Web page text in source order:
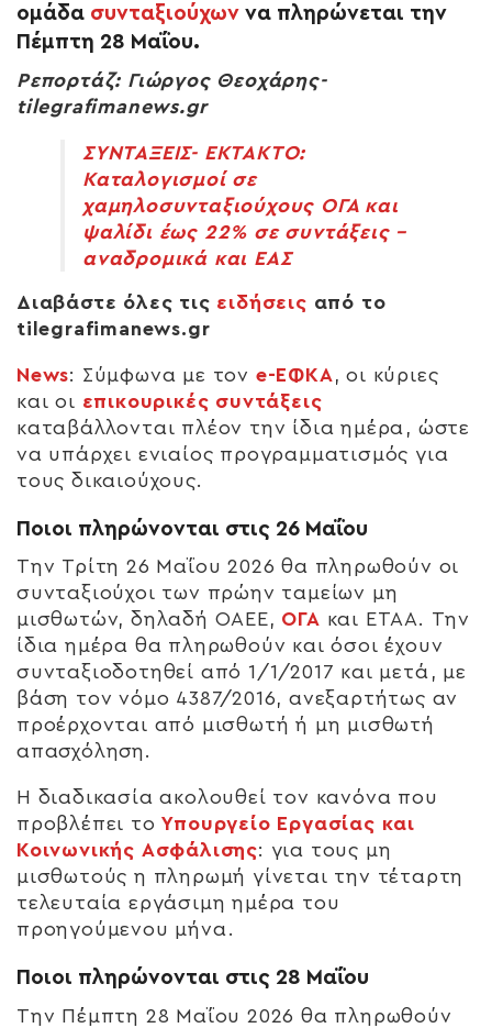
ομάδα συνταξιούχων να πληρώνεται την
Πέμπτη 28 Μαΐου.
Ρεπορτάζ: Γιώργος Θεοχάρης-
tilegrafimanews.gr
ΣΥΝΤΑΞΕΙΣ- ΕΚΤΑΚΤΟ:
Καταλογισμοί σε
χαμηλοσυνταξιούχους ΟΓΑ και
ψαλίδι έως 22% σε συντάξεις –
αναδρομικά και ΕΑΣ
Διαβάστε όλες τις ειδήσεις από το
tilegrafimanews.gr
News: Σύμφωνα με τον e-ΕΦΚΑ , οι κύριες
και οι επικουρικές συντάξεις
καταβάλλονται πλέον την ίδια ημέρα, ώστε
να υπάρχει ενιαίος προγραμματισμός για
τους δικαιούχους.
Ποιοι πληρώνονται στις 26 Μαΐου
Την Τρίτη 26 Μαΐου 2026 θα πληρωθούν οι
συνταξιούχοι των πρώην ταμείων μη
μισθωτών, δηλαδή ΟΑΕΕ, ΟΓΑ και ΕΤΑΑ. Την
ίδια ημέρα θα πληρωθούν και όσοι έχουν
συνταξιοδοτηθεί από 1/1/2017 και μετά, με
βάση τον νόμο 4387/2016, ανεξαρτήτως αν
προέρχονται από μισθωτή ή μη μισθωτή
απασχόληση.
Η διαδικασία ακολουθεί τον κανόνα που
προβλέπει τοΥπουργείο Εργασίας και
Κοινωνικής Ασφάλισης: για τους μη
μισθωτούς η πληρωμή γίνεται την τέταρτη
τελευταία εργάσιμη ημέρα του
προηγούμενου μήνα.
Ποιοι πληρώνονται στις 28 Μαΐου
Την Πέμπτη 28 Μαΐου 2026 θα πληρωθούν